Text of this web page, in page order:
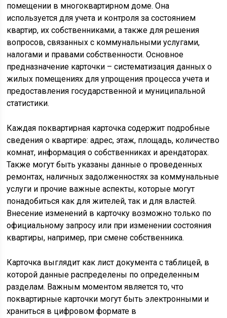
помещении в многоквартирном доме. Она
используется для учета и контроля за состоянием
квартир, их собственниками, а также для решения
вопросов, связанных с коммунальными услугами,
налогами и правами собственности. Основное
предназначение карточки – систематизация данных о
жилых помещениях для упрощения процесса учета и
предоставления государственной и муниципальной
статистики.
Каждая поквартирная карточка содержит подробные
сведения о квартире: адрес, этаж, площадь, количество
комнат, информация о собственниках и арендаторах.
Также могут быть указаны данные о проведенных
ремонтах, наличных задолженностях за коммунальные
услуги и прочие важные аспекты, которые могут
понадобиться как для жителей, так и для властей.
Внесение изменений в карточку возможно только по
официальному запросу или при изменении состояния
квартиры, например, при смене собственника.
Карточка выглядит как лист документа с таблицей, в
которой данные распределены по определенным
разделам. Важным моментом является то, что
поквартирные карточки могут быть электронными и
храниться в цифровом формате в